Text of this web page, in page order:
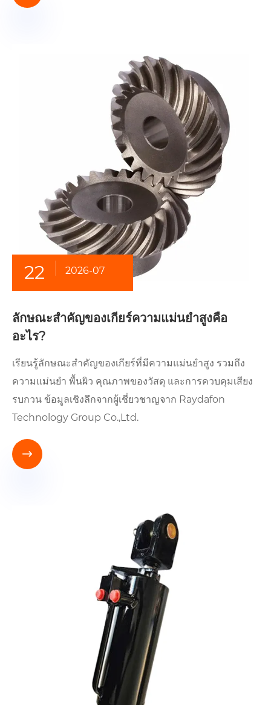
22 2026-07
ลักษณะสำคัญของเกียร์ความแม่นยำสูงคือ
อะไร?
เรียนรู้ลักษณะสำคัญของเกียร์ที่มีความแม่นยำสูง รวมถึง
ความแม่นยำ พื้นผิว คุณภาพของวัสดุ และการควบคุมเสียง
รบกวน ข้อมูลเชิงลึกจากผู้เชี่ยวชาญจาก Raydafon
Technology Group Co.,Ltd.
